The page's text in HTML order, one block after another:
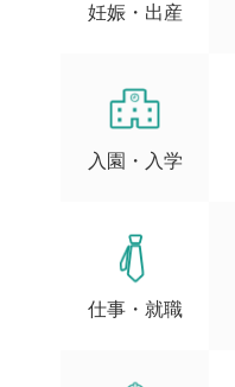
妊娠・出産
入園・入学
仕事・就職